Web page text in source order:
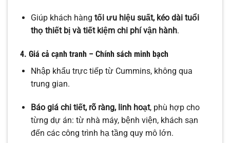
Giúp khách hàng tối ưu hiệu suất, kéo dài tuổi
thọ thiết bị và tiết kiệm chi phí vận hành.
4. Giá cả cạnh tranh – Chính sách minh bạch
Nhập khẩu trực tiếp từ Cummins, không qua
trung gian.
Báo giá chi tiết, rõ ràng, linh hoạt, phù hợp cho
từng dự án: từ nhà máy, bệnh viện, khách sạn
đến các công trình hạ tầng quy mô lớn.